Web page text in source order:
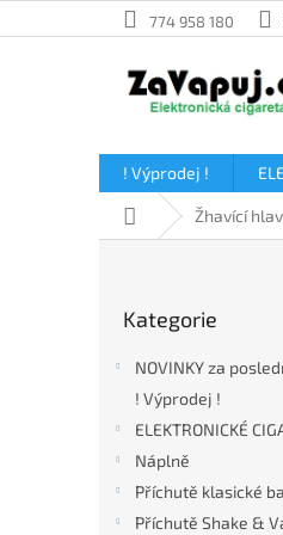
na
774 958 180
! Výprodej !
Domů Žhavící
kategorie
Kategorie
NOVINKY za
! Výprodej !
ELEKTRONICKÉ
Náplně
Příchutě klasické
Příchutě Shake &